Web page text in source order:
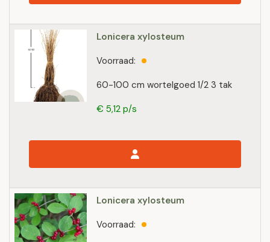
Lonicera xylosteum
60-100 cm wortelgoed 1/2 3 tak
Voorraad:
€ 5,12 p/s
Lonicera xylosteum
Voorraad: